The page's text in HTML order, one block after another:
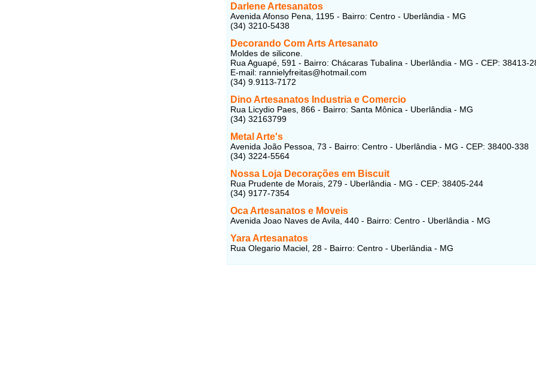
Darlene Artesanatos
Avenida Afonso Pena, 1195 - Bairro: Centro - Uberlândia - MG
(34) 3210-5438
Decorando Com Arts Artesanato
Moldes de silicone.
Rua Aguapé, 591 - Bairro: Chácaras Tubalina - Uberlândia - MG - CEP: 38413-
E-mail: rannielyfreitas@hotmail.com
(34) 9.9113-7172
Dino Artesanatos Industria e Comercio
Rua Licydio Paes, 866 - Bairro: Santa Mônica - Uberlândia - MG
(34) 32163799
Metal Arte's
Avenida João Pessoa, 73 - Bairro: Centro - Uberlândia - MG - CEP: 38400-338
(34) 3224-5564
Nossa Loja Decorações em Biscuit
Rua Prudente de Morais, 279 - Uberlândia - MG - CEP: 38405-244
(34) 9177-7354
Oca Artesanatos e Moveis
Avenida Joao Naves de Avila, 440 - Bairro: Centro - Uberlândia - MG
Yara Artesanatos
Rua Olegario Maciel, 28 - Bairro: Centro - Uberlândia - MG